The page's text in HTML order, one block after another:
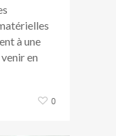
à une
en
0